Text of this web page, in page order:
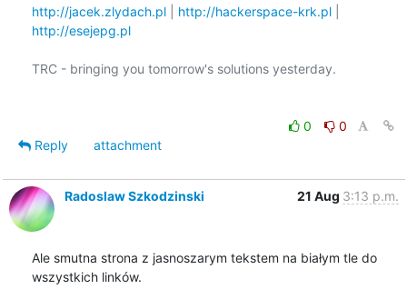
http://jacek.zlydach.pl | http://hackerspace-krk.pl
http://esejepg.pl
TRC - bringing you tomorrow's solutions yesterday.
0
0
Reply
attachment
Radoslaw Szkodzinski 21 Aug 3:13 p.m.
Ale smutna strona z jasnoszarym tekstem na białym tle do
wszystkich linków.